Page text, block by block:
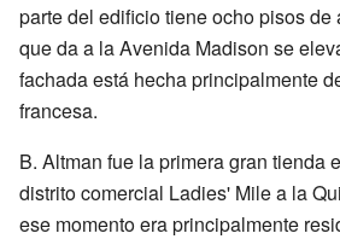
parte del edificio tiene ocho pisos de
que da a la Avenida Madison se
fachada está hecha principalmente
francesa.
B. Altman fue la primera gran tienda
distrito comercial Ladies' Mile a la
ese momento era principalmente